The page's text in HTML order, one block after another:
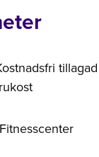
tillagad
Fitnesscenter